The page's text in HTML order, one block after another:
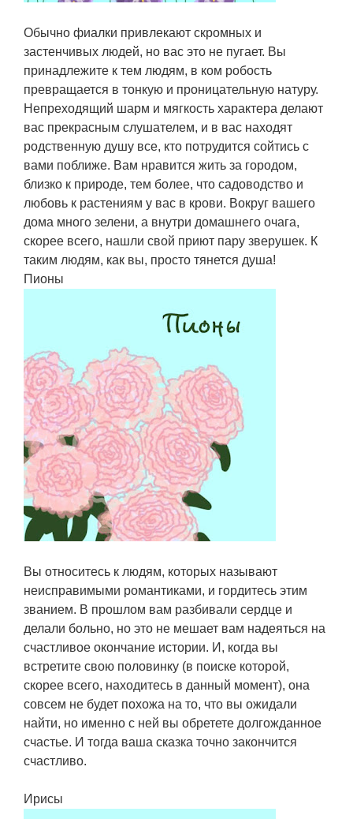
Обычно фиалки привлекают скромных и
застенчивых людей, но вас это не пугает. Вы
принадлежите к тем людям, в ком робость
превращается в тонкую и проницательную натуру.
Непреходящий шарм и мягкость характера делают
вас прекрасным слушателем, и в вас находят
родственную душу все, кто потрудится сойтись с
вами поближе. Вам нравится жить за городом,
близко к природе, тем более, что садоводство и
любовь к растениям у вас в крови. Вокруг вашего
дома много зелени, а внутри домашнего очага,
скорее всего, нашли свой приют пару зверушек. К
таким людям, как вы, просто тянется душа!
Пионы
Вы относитесь к людям, которых называют
неисправимыми романтиками, и гордитесь этим
званием. В прошлом вам разбивали сердце и
делали больно, но это не мешает вам надеяться на
счастливое окончание истории. И, когда вы
встретите свою половинку (в поиске которой,
скорее всего, находитесь в данный момент), она
совсем не будет похожа на то, что вы ожидали
найти, но именно с ней вы обретете долгожданное
счастье. И тогда ваша сказка точно закончится
счастливо.
Ирисы